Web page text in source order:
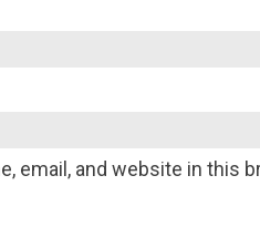
email, and website in this